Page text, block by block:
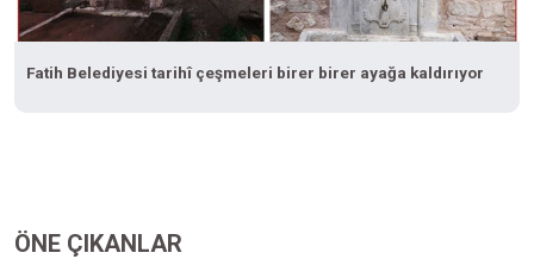
Fatih Belediyesi tarihî çeşmeleri birer birer ayağa kaldırıyor
ÖNE ÇIKANLAR